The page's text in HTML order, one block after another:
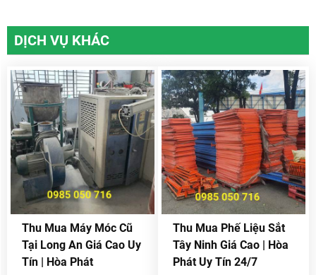
DỊCH VỤ KHÁC
Thu Mua Máy Móc Cũ
Tại Long An Giá Cao Uy
Tín | Hòa Phát
Thu Mua Phế Liệu Sắt
Tây Ninh Giá Cao | Hòa
Phát Uy Tín 24/7